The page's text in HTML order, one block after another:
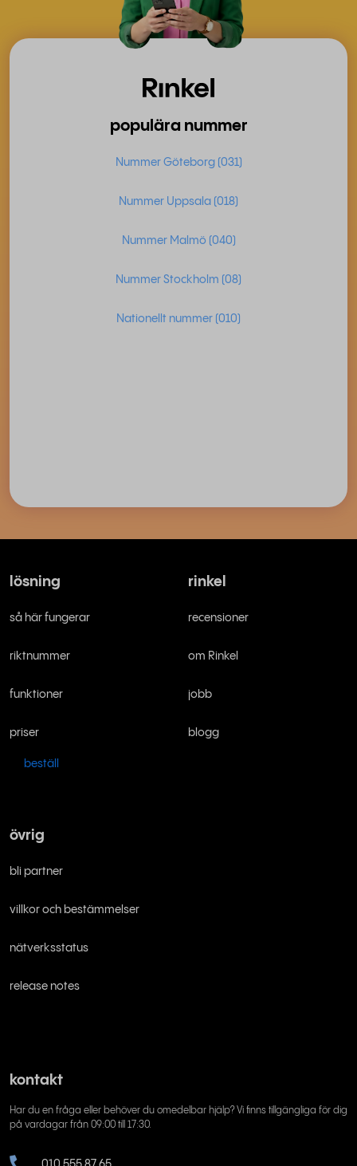
populära nummer
Nummer Göteborg (031)
Nummer Uppsala (018)
Nummer Malmö (040)
Nummer Stockholm (08)
Nationellt nummer (010)
lösning
så här fungerar
riktnummer
funktioner
priser
beställ
rinkel
recensioner
om Rinkel
jobb
blogg
övrig
bli partner
villkor och bestämmelser
nätverksstatus
release notes
kontakt
Har du en fråga eller behöver du omedelbar hjälp? Vi finns tillgängliga för dig
på vardagar från 09:00 till 17:30.